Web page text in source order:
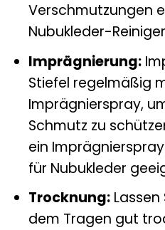
Verschmutzungen
Nubukleder-
Imprägnierung:
Stiefel regelmäßig
Imprägnierspray,
Schmutz zu
ein
für Nubukleder
Trocknung:Lassen
dem Tragen gut